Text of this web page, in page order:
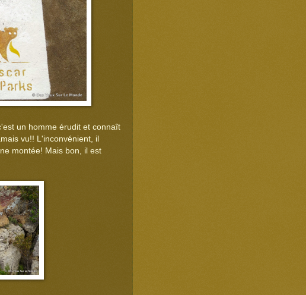
un homme érudit et connaît
vu!! L'inconvénient, il
montée! Mais bon, il est